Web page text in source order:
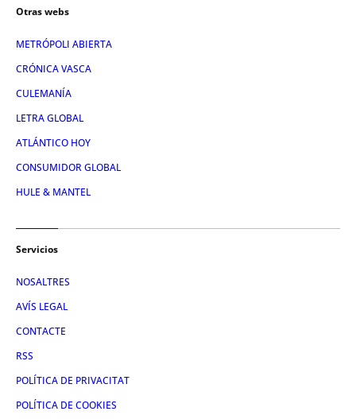
Otras webs
METRÓPOLI ABIERTA
CRÓNICA VASCA
CULEMANÍA
LETRA GLOBAL
ATLÁNTICO HOY
CONSUMIDOR GLOBAL
HULE & MANTEL
Servicios
NOSALTRES
AVÍS LEGAL
CONTACTE
RSS
POLÍTICA DE PRIVACITAT
POLÍTICA DE COOKIES